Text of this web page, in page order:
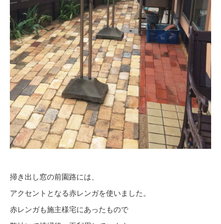
掃き出し窓の前園路には、
アクセントとなる赤レンガを使いました。
赤レンガも施主様宅にあったもので